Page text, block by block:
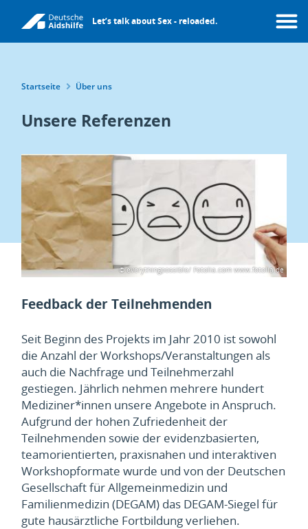
zum
Inhalt
Let’s talk about Sex - reloaded. Menü
Pfadnavigation
Startseite Über uns
Unsere Referenzen
© everythingpossible/ Fotolia.comwww.fotolia.de
Feedback der Teilnehmenden
Seit Beginn des Projekts im Jahr 2010 ist sowohl
die Anzahl der Workshops/Veranstaltungen als
auch die Nachfrage und Teilnehmerzahl
gestiegen. Jährlich nehmen mehrere hundert
Mediziner*innen unsere Angebote in Anspruch.
Aufgrund der hohen Zufriedenheit der
Teilnehmenden sowie der evidenzbasierten,
teamorientierten, praxisnahen und interaktiven
Workshopformate wurde und von der Deutschen
Gesellschaft für Allgemeinmedizin und
Familienmedizin (DEGAM) das DEGAM-Siegel für
gute hausärztliche Fortbildung verliehen.